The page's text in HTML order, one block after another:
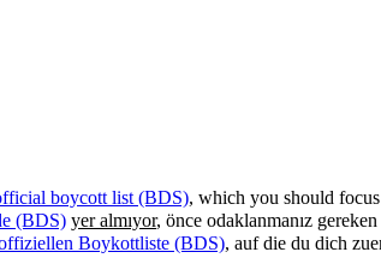
boycott list (BDS), which you should
(BDS) yer almıyor, önce odaklanmanız
Boykottliste (BDS), auf die du dich